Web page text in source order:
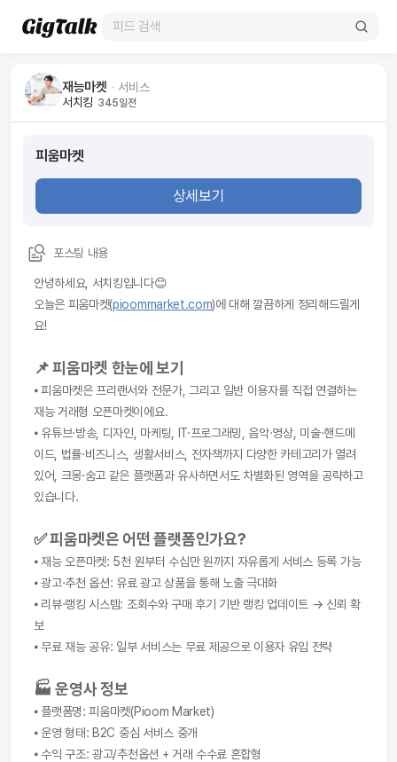
재능마켓 ᆞ 서비스
서치킹 345일전
피움마켓
상세보기
포스팅 내용
안녕하세요, 서치킹입니다😊
오늘은 피움마켓(pioommarket.com)에 대해 깔끔하게 정리해드릴게
요!
📌 피움마켓 한눈에 보기
⦁ 피움마켓은 프리랜서와 전문가, 그리고 일반 이용자를 직접 연결하는
재능 거래형 오픈마켓이에요.
⦁ 유튜브·방송, 디자인, 마케팅, IT·프로그래밍, 음악·영상, 미술·핸드메
이드, 법률·비즈니스, 생활서비스, 전자책까지 다양한 카테고리가 열려
있어, 크몽·숨고 같은 플랫폼과 유사하면서도 차별화된 영역을 공략하고
있습니다.
✅ 피움마켓은 어떤 플랫폼인가요?
⦁ 재능 오픈마켓: 5천 원부터 수십만 원까지 자유롭게 서비스 등록 가능
⦁ 광고·추천 옵션: 유료 광고 상품을 통해 노출 극대화
⦁ 리뷰·랭킹 시스템: 조회수와 구매 후기 기반 랭킹 업데이트 → 신뢰 확
보
⦁ 무료 재능 공유: 일부 서비스는 무료 제공으로 이용자 유입 전략
🏭 운영사 정보
⦁ 플랫폼명: 피움마켓(Pioom Market)
⦁ 운영 형태: B2C 중심 서비스 중개
⦁ 수익 구조: 광고/추천옵션 + 거래 수수료 혼합형